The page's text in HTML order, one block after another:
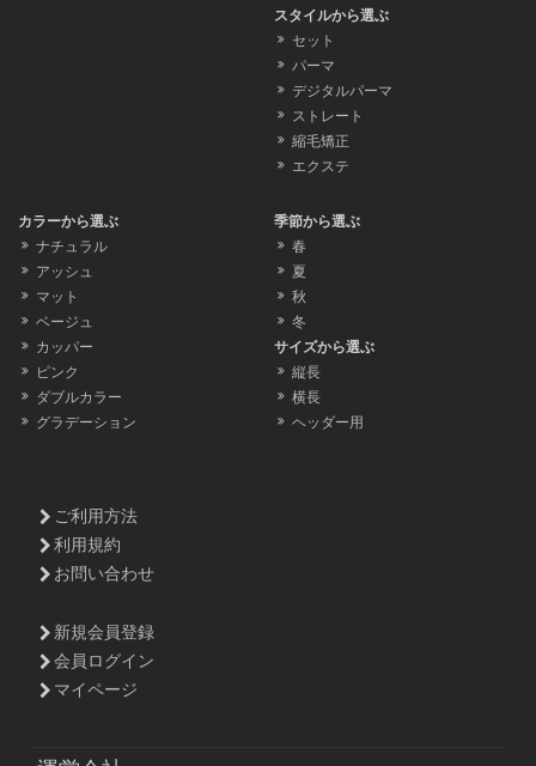
スタイルから選ぶ
セット
パーマ
デジタルパーマ
ストレート
縮毛矯正
エクステ
カラーから選ぶ
ナチュラル
アッシュ
マット
ベージュ
カッパー
ピンク
ダブルカラー
グラデーション
季節から選ぶ
春
夏
秋
冬
サイズから選ぶ
縦長
横長
ヘッダー用
ご利用方法
利用規約
お問い合わせ
新規会員登録
会員ログイン
マイページ